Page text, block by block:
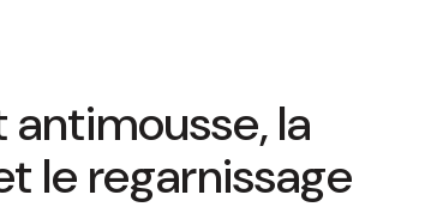
la
le regarnissage